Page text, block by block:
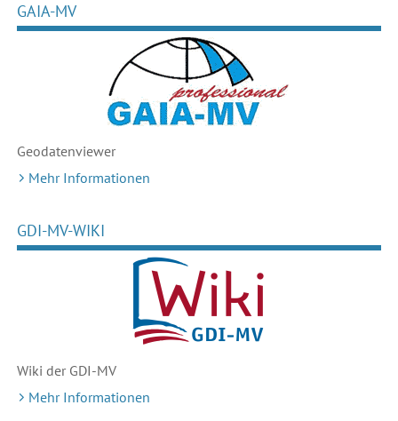
GAIA-MV
Geodatenviewer
Mehr Informationen
GDI-MV-WIKI
Wiki der GDI-MV
Mehr Informationen